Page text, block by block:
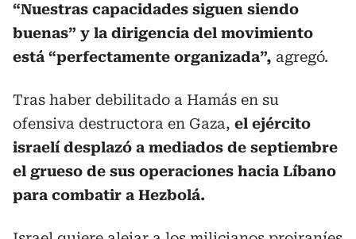
“Nuestras capacidades siguen siendo
buenas” y la dirigencia del movimiento
está “perfectamente organizada”, agregó.
Tras haber debilitado a Hamás en su
ofensiva destructora en Gaza, el ejército
israelí desplazó a mediados de septiembre
el grueso de sus operaciones hacia Líbano
para combatir a Hezbolá.